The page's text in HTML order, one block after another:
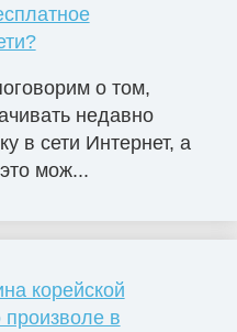
о том,
недавно
в сети Интернет, а
мож...
корейской
произволе в